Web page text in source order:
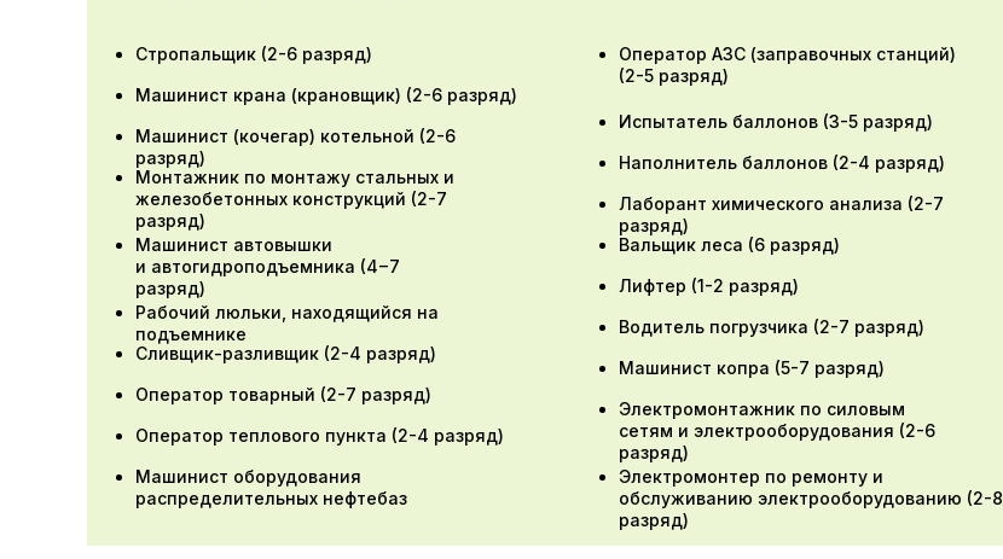
Стропальщик (2-6 разряд)
Машинист (кочегар) котельной (2-6
разряд)
Оператор АЗС (заправочных станций)
(2-5 разряд)
Монтажник по монтажу стальных и
железобетонных конструкций (2-7
разряд)
Машинист автовышки
и автогидроподъемника (4−7
разряд)
Сливщик-разливщик (2-4 разряд)
Оператор товарный (2-7 разряд)
Машинист оборудования
распределительных нефтебаз
Машинист крана (крановщик) (2-6 разряд)
Рабочий люльки, находящийся на
подъемнике
Оператор теплового пункта (2-4 разряд)
Испытатель баллонов (3-5 разряд)
Наполнитель баллонов (2-4 разряд)
Лаборант химического анализа (2-7
разряд)
Вальщик леса (6 разряд)
Лифтер (1-2 разряд)
Водитель погрузчика (2-7 разряд)
Машинист копра (5-7 разряд)
Электромонтажник по силовым
сетям и электрооборудования (2-6
разряд)
Электромонтер по ремонту и
обслуживанию электрооборудованию (2-8
разряд)